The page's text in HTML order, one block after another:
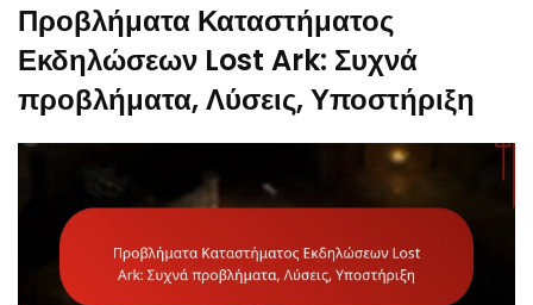
Προβλήματα Καταστήματος
Εκδηλώσεων Lost Ark: Συχνά
προβλήματα, Λύσεις, Υποστήριξη